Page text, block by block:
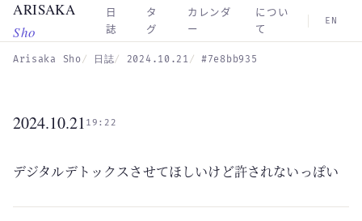
Skip to main content
ARISAKA
Sho
日
誌
タ
グ
カレンダ
ー
につい
て
EN
Arisaka Sho 日誌 2024.10.21 #7e8bb935
2024.10.21 19:22
デジタルデトックスさせてほしいけど許されないっぽい